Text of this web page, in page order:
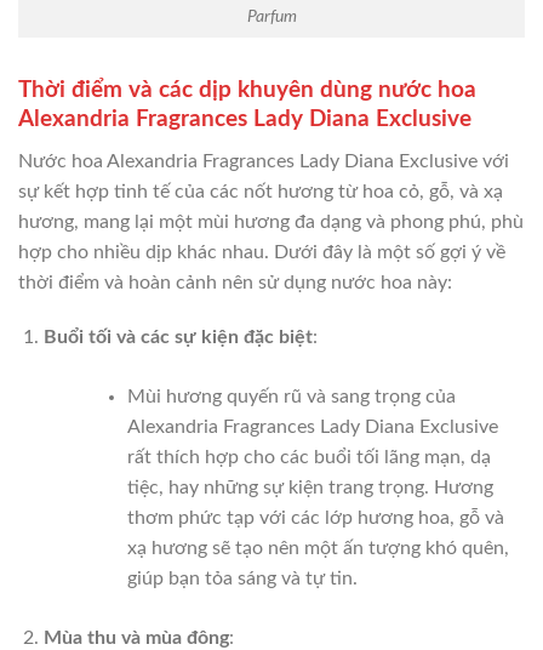
Parfum
Thời điểm và các dịp khuyên dùng nước hoa
Alexandria Fragrances Lady Diana Exclusive
Nước hoa Alexandria Fragrances Lady Diana Exclusive với
sự kết hợp tinh tế của các nốt hương từ hoa cỏ, gỗ, và xạ
hương, mang lại một mùi hương đa dạng và phong phú, phù
hợp cho nhiều dịp khác nhau. Dưới đây là một số gợi ý về
thời điểm và hoàn cảnh nên sử dụng nước hoa này:
Buổi tối và các sự kiện đặc biệt:
Mùi hương quyến rũ và sang trọng của
Alexandria Fragrances Lady Diana Exclusive
rất thích hợp cho các buổi tối lãng mạn, dạ
tiệc, hay những sự kiện trang trọng. Hương
thơm phức tạp với các lớp hương hoa, gỗ và
xạ hương sẽ tạo nên một ấn tượng khó quên,
giúp bạn tỏa sáng và tự tin.
Mùa thu và mùa đông: